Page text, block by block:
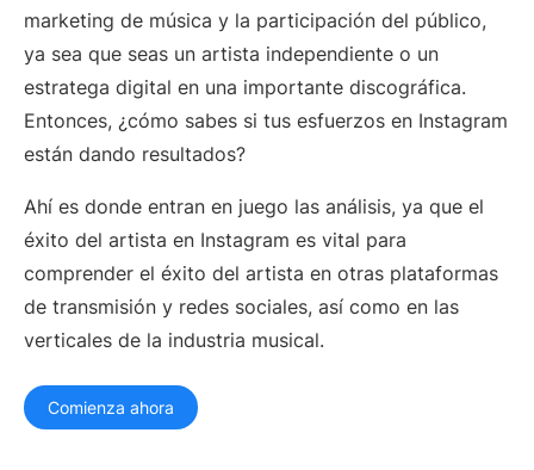
Spotify Apple Music
YouTube Instagram
TikTok
CASOS DE USO
Marketing Digital
Gerentes de Artistas
Supervisores de
Música
Asociaciones de Marca
Industria Musical
Actual
RECURSOS
Informes de la industria
marketing de música y la participación del público,
ya sea que seas un artista independiente o un
estratega digital en una importante discográfica.
Entonces, ¿cómo sabes si tus esfuerzos en Instagram
están dando resultados?
Ahí es donde entran en juego las análisis, ya que el
éxito del artista en Instagram es vital para
comprender el éxito del artista en otras plataformas
de transmisión y redes sociales, así como en las
verticales de la industria musical.
Comienza ahora